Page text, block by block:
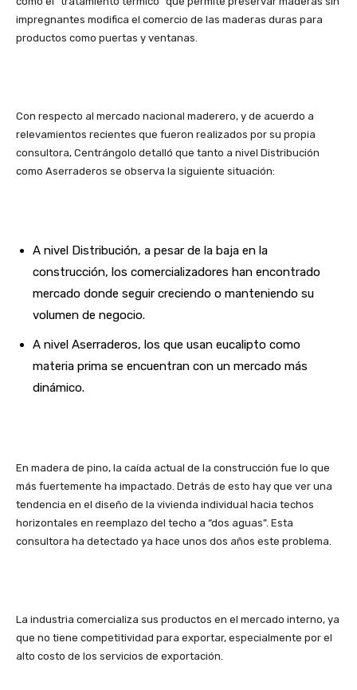
impregnantes modifica el comercio de las maderas duras para
productos como puertas y ventanas.
Con respecto al mercado nacional maderero, y de acuerdo a
relevamientos recientes que fueron realizados por su propia
consultora, Centrángolo detalló que tanto a nivel Distribución
como Aserraderos se observa la siguiente situación:
A nivel Distribución, a pesar de la baja en la
construcción, los comercializadores han encontrado
mercado donde seguir creciendo o manteniendo su
volumen de negocio.
A nivel Aserraderos, los que usan eucalipto como
materia prima se encuentran con un mercado más
dinámico.
En madera de pino, la caída actual de la construcción fue lo que
más fuertemente ha impactado. Detrás de esto hay que ver una
tendencia en el diseño de la vivienda individual hacia techos
horizontales en reemplazo del techo a “dos aguas”. Esta
consultora ha detectado ya hace unos dos años este problema.
La industria comercializa sus productos en el mercado interno, ya
que no tiene competitividad para exportar, especialmente por el
alto costo de los servicios de exportación.